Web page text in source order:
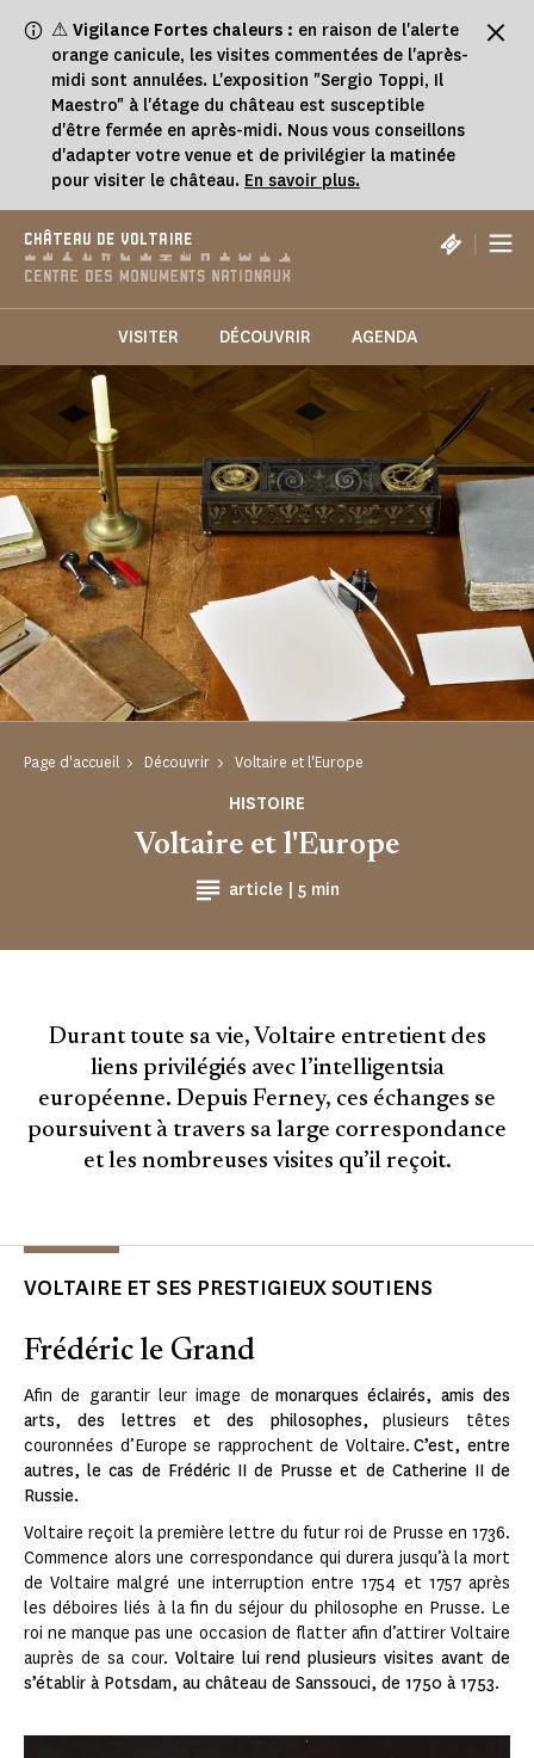
⚠ Vigilance Fortes chaleurs : en raison de l'alerte
orange canicule, les visites commentées de l'après-
midi sont annulées. L'exposition "Sergio Toppi, Il
Maestro" à l'étage du château est susceptible
d'être fermée en après-midi. Nous vous conseillons
d'adapter votre venue et de privilégier la matinée
pour visiter le château. En savoir plus.
CHÂTEAU DE VOLTAIRE |
VISITER DÉCOUVRIR AGENDA
Page d'accueil Découvrir Voltaire et l'Europe
HISTOIRE
article | Temps de Lecture
5 min
Voltaire et l'Europe
Durant toute sa vie, Voltaire entretient des
liens privilégiés avec l’intelligentsia
européenne. Depuis Ferney, ces échanges se
poursuivent à travers sa large correspondance
et les nombreuses visites qu’il reçoit.
VOLTAIRE ET SES PRESTIGIEUX SOUTIENS
Frédéric le Grand
Afin de garantir leur image de monarques éclairés, amis des
arts, des lettres et des philosophes, plusieurs têtes
couronnées d’Europe se rapprochent de Voltaire.C’est, entre
autres, le cas de Frédéric II de Prusse et de Catherine II de
Russie.
Voltaire reçoit la première lettre du futur roi de Prusse en 1736.
Commence alors une correspondance qui durera jusqu’à la mort
de Voltaire malgré une interruption entre 1754 et 1757 après
les déboires liés à la fin du séjour du philosophe en Prusse. Le
roi ne manque pas une occasion de flatter afin d’attirer Voltaire
auprès de sa cour. Voltaire lui rend plusieurs visites avant de
s’établir à Potsdam, au château de Sanssouci, de 1750 à 1753.